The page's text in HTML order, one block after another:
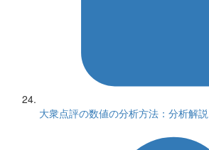
大衆点評の数値の分析方法：分析解説